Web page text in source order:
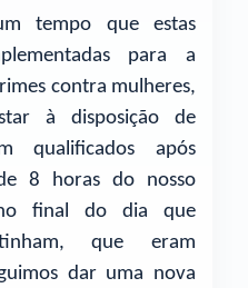
tempo que estas
para a
contra mulheres,
à disposição de
qualificados após
8 horas do nosso
no final do dia que
que eram
dar uma nova